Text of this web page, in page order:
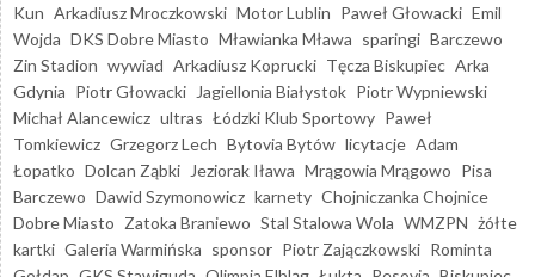
Kun Arkadiusz Mroczkowski Motor Lublin Paweł Głowacki Emil
Wojda DKS Dobre Miasto Mławianka Mława sparingi Barczewo
Zin Stadion wywiad Arkadiusz Koprucki Tęcza Biskupiec Arka
Gdynia Piotr Głowacki Jagiellonia Białystok Piotr Wypniewski
Michał Alancewicz ultras Łódzki Klub Sportowy Paweł
Tomkiewicz Grzegorz Lech Bytovia Bytów licytacje Adam
Łopatko Dolcan Ząbki Jeziorak Iława Mrągowia Mrągowo Pisa
Barczewo Dawid Szymonowicz karnety Chojniczanka Chojnice
Dobre Miasto Zatoka Braniewo Stal Stalowa Wola WMZPN żółte
kartki Galeria Warmińska sponsor Piotr Zajączkowski Rominta